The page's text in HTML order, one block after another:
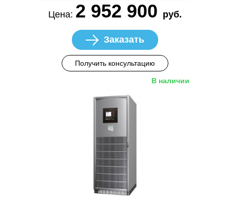
Цена: 2 952 900 руб.
Заказать
Получить консультацию
В наличии